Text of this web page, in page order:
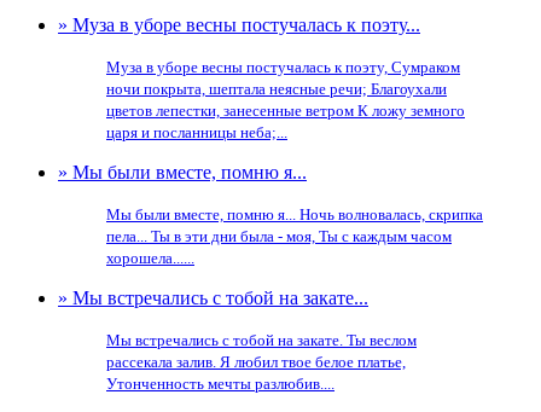
» Муза в уборе весны постучалась к поэту...
Муза в уборе весны постучалась к поэту, Сумраком
ночи покрыта, шептала неясные речи; Благоухали
цветов лепестки, занесенные ветром К ложу земного
царя и посланницы неба;...
» Мы были вместе, помню я...
Мы были вместе, помню я... Ночь волновалась, скрипка
пела... Ты в эти дни была - моя, Ты с каждым часом
хорошела......
» Мы встречались с тобой на закате...
Мы встречались с тобой на закате. Ты веслом
рассекала залив. Я любил твое белое платье,
Утонченность мечты разлюбив....